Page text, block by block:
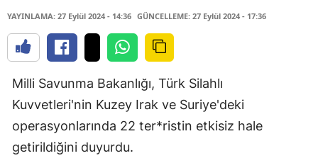
YAYINLAMA: 27 Eylül 2024 - 14:36 GÜNCELLEME: 27 Eylül 2024 - 17:36
Milli Savunma Bakanlığı, Türk Silahlı
Kuvvetleri'nin Kuzey Irak ve Suriye'deki
operasyonlarında 22 ter*ristin etkisiz hale
getirildiğini duyurdu.